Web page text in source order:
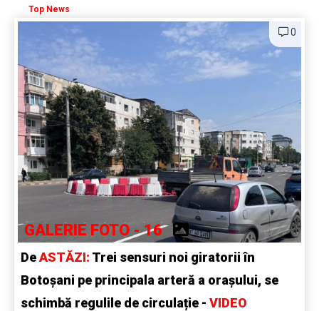
Top News
0
GALERIE FOTO - 16
DeASTĂZI: Trei sensuri noi giratorii în
Botoșani pe principala arteră a orașului, se
schimbă regulile de circulație - VIDEO